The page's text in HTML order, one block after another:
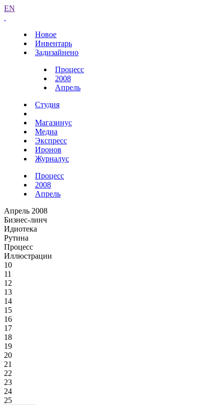
EN
Новое
Инвентарь
Задизайнено
Процесс
2008
Апрель
Студия
Магазинус
Медиа
Экспресс
Иронов
Журналус
Процесс
2008
Апрель
Апрель 2008
Бизнес-линч
Идиотека
Рутина
Процесс
Иллюстрации
10
11
12
13
14
15
16
17
18
19
20
21
22
23
24
25